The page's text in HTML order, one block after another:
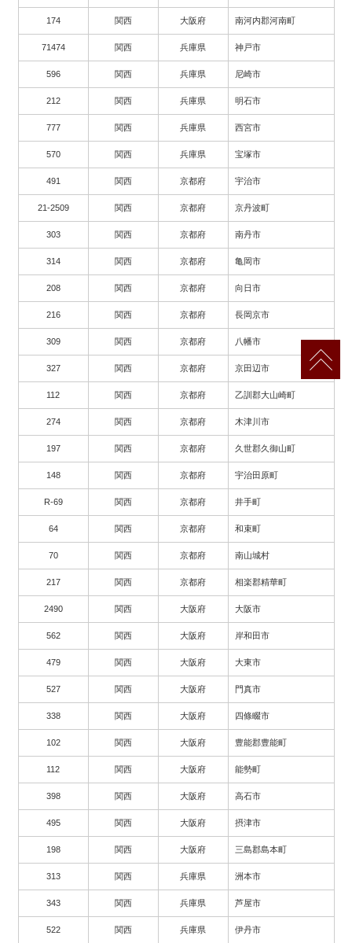
174 関西 大阪府 南河内郡河南町
71474 関西 兵庫県 神戸市
596 関西 兵庫県 尼崎市
212 関西 兵庫県 明石市
777 関西 兵庫県 西宮市
570 関西 兵庫県 宝塚市
491 関西 京都府 宇治市
21-2509 関西 京都府 京丹波町
303 関西 京都府 南丹市
314 関西 京都府 亀岡市
208 関西 京都府 向日市
216 関西 京都府 長岡京市
309 関西 京都府 八幡市
327 関西 京都府 京田辺市
112 関西 京都府 乙訓郡大山崎町
274 関西 京都府 木津川市
197 関西 京都府 久世郡久御山町
148 関西 京都府 宇治田原町
R-69 関西 京都府 井手町
64 関西 京都府 和束町
70 関西 京都府 南山城村
217 関西 京都府 相楽郡精華町
2490 関西 大阪府 大阪市
562 関西 大阪府 岸和田市
479 関西 大阪府 大東市
527 関西 大阪府 門真市
338 関西 大阪府 四條畷市
102 関西 大阪府 豊能郡豊能町
112 関西 大阪府 能勢町
398 関西 大阪府 高石市
495 関西 大阪府 摂津市
198 関西 大阪府 三島郡島本町
313 関西 兵庫県 洲本市
343 関西 兵庫県 芦屋市
522 関西 兵庫県 伊丹市